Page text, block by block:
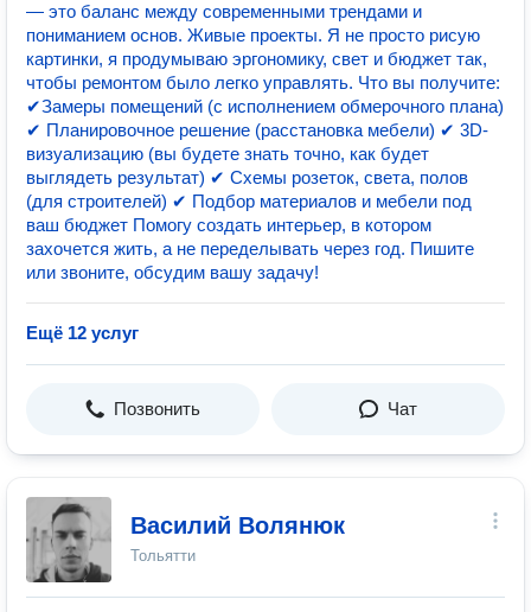
— это баланс между современными трендами и
пониманием основ. Живые проекты. Я не просто рисую
картинки, я продумываю эргономику, свет и бюджет так,
чтобы ремонтом было легко управлять. Что вы получите:
✔Замеры помещений (с исполнением обмерочного плана)
✔ Планировочное решение (расстановка мебели) ✔ 3D-
визуализацию (вы будете знать точно, как будет
выглядеть результат) ✔ Схемы розеток, света, полов
(для строителей) ✔ Подбор материалов и мебели под
ваш бюджет Помогу создать интерьер, в котором
захочется жить, а не переделывать через год. Пишите
или звоните, обсудим вашу задачу!
Ещё 12 услуг
Позвонить Чат
Василий Волянюк
Тольятти